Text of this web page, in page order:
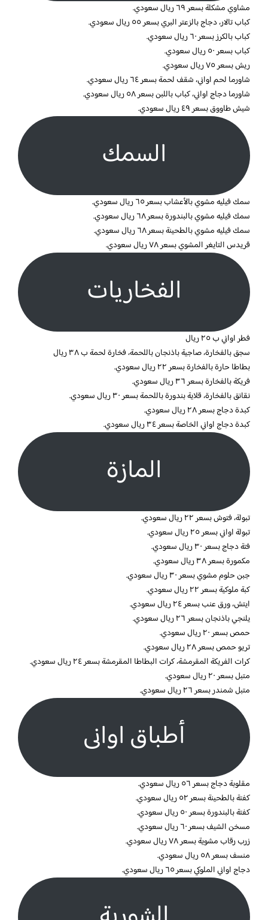
مشاوي مشكلة بسعر ٦٩ ريال سعودي.
كباب تالار، دجاج بالزعتر البري بسعر ٥٥ ريال سعودي.
كباب بالكرز بسعر ٦٠ ريال سعودي.
كباب بسعر ٥٠ ريال سعودي.
ريش بسعر ٧٥ ريال سعودي.
شاورما لحم اواني، شقف لحمة بسعر ٦٤ ريال سعودي.
شاورما دجاج اواني، كباب باللبن بسعر ٥٨ ريال سعودي.
شيش طاووق بسعر ٤٩ ريال سعودي.
السمك
سمك فيليه مشوي بالأعشاب بسعر ٦٥ ريال سعودي.
سمك فيليه مشوي بالبندورة بسعر ٦٨ ريال سعودي.
سمك فيليه مشوي بالطحينة بسعر ٦٨ ريال سعودي.
قريدس التايغر المشوي بسعر ٧٨ ريال سعودي.
الفخاريات
فطر اواني ب ٢٥ ريال
سجق بالفخارة، صاجية باذنجان باللحمة، فخارة لحمة ب ٣٨ ريال
بطاطا حارة بالفخارة بسعر ٢٢ ريال سعودي.
فريكة بالفخارة بسعر ٣٦ ريال سعودي.
نقانق بالفخارة، قلاية بندورة باللحمة بسعر ٣٠ ريال سعودي.
كبدة دجاج بسعر ٢٨ ريال سعودي.
كبدة دجاج اواني الخاصة بسعر ٣٤ ريال سعودي.
المازة
تبولة، فتوش بسعر ٢٢ ريال سعودي.
تبولة اواني بسعر ٢٥ ريال سعودي.
فتة دجاج بسعر ٣٠ ريال سعودي.
مكمورة بسعر ٣٨ ريال سعودي.
جبن حلوم مشوي بسعر ٣٠ ريال سعودي.
كبة ملوكية بسعر ٢٢ ريال سعودي.
ايتش، ورق عنب بسعر ٢٤ ريال سعودي.
يلنجي باذنجان بسعر ٢٦ ريال سعودي.
حمص بسعر ٢٠ ريال سعودي.
تريو حمص بسعر ٢٨ ريال سعودي.
كرات الفريكة المقرمشة، كرات البطاطا المقرمشة بسعر ٢٤ ريال سعودي.
متبل بسعر ٢٠ ريال سعودي.
متبل شمندر بسعر ٢٦ ريال سعودي.
أطباق اوانى
مقلوبة دجاج بسعر ٥٦ ريال سعودي.
كفتة بالطحينة بسعر ٥٢ ريال سعودي.
كفتة بالبندورة بسعر ٥٠ ريال سعودي.
مسخن الشيف بسعر ٦٠ ريال سعودي.
زرب رقاب مشوية بسعر ٧٨ ريال سعودي.
منسف بسعر ٥٨ ريال سعودي.
دجاج اواني الملوكي بسعر ٦٥ ريال سعودي.